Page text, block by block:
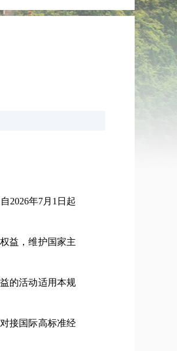
2026年7月1日起
益，维护国家主
的活动适用本规
接国际高标准经